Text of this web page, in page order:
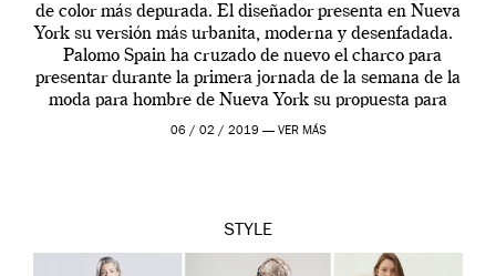
de color más depurada. El diseñador presenta en Nueva
York su versión más urbanita, moderna y desenfadada.
Palomo Spain ha cruzado de nuevo el charco para
presentar durante la primera jornada de la semana de la
moda para hombre de Nueva York su propuesta para
[…]
06 / 02 / 2019 — VER MÁS
STYLE